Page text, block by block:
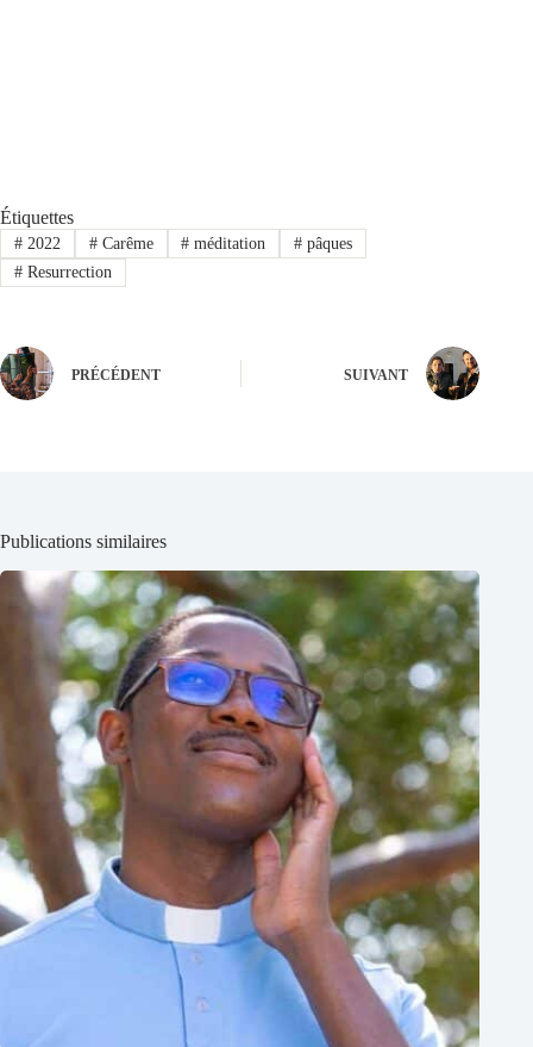
Étiquettes
#2022 #Carême # méditation # pâques
#Resurrection
PRÉCÉDENT SUIVANT
Publications similaires